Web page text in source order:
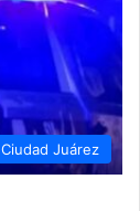
Ciudad Juárez